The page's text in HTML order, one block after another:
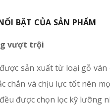
BẬT CỦA SẢN PHẨM
vượt trội
sản xuất từ loại gỗ
chắn và chịu lực tốt nên
được chọn lọc kỹ lưỡng